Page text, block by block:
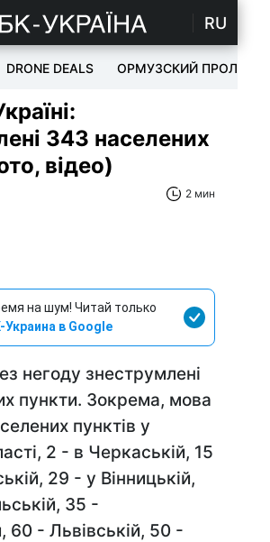
RU
DRONE DEALS ОРМУЗСКИЙ ПРОЛИВ
343 населених
відео)
2 мин
на шум! Читай только
Украина в Google
негоду знеструмлені
пункти. Зокрема, мова
пунктів у
2 - в Черкаській, 15
29 - у Вінницькій,
35 -
60 - Львівській, 50 -